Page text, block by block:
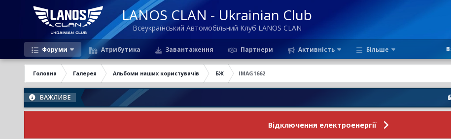
LANOS CLAN - Ukrainian Club
Всеукраїнський Автомобільний Клуб LANOS CLAN
Форуми Атрибутика Завантаження Партнери Активність Більше
Головна Галерея Альбоми наших користувачів БЖ IMAG1662
ВАЖЛИВЕ Новини
Відключення електроенергії